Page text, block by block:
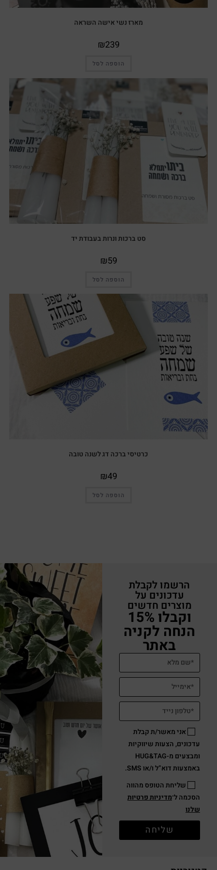
מארז נשי אישה השראה
₪239
הוספה לסל
סט ברכות ונרות בעבודת יד
₪59
הוספה לסל
כרטיסי ברכה דג לשנה טובה
₪49
הוספה לסל
הרשמו לקבלת
עדכונים על
מוצרים חדשים
וקבלו 15%
הנחה לקניה
באתר
אני מאשר/ת קבלת
עדכונים, הצעות שיווקיות
ומבצעים מ-HUG&TAG
באמצעות דוא”ל ו/או SMS.
שליחת הטופס מהווה
הסכמה ל־מדיניות פרטיות
שלנו
שליחה